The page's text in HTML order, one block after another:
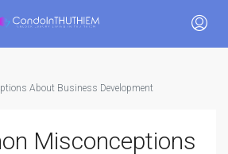
About Business Development
Misconceptions